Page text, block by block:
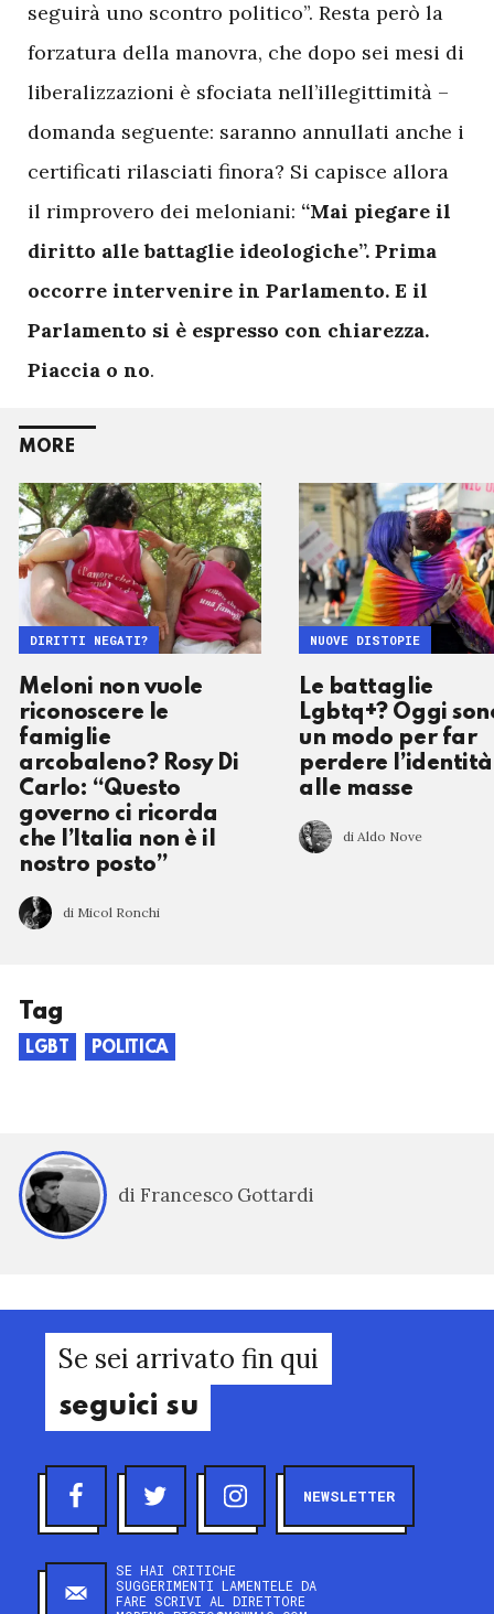
seguirà uno scontro politico”. Resta però la
forzatura della manovra, che dopo sei mesi di
liberalizzazioni è sfociata nell’illegittimità –
domanda seguente: saranno annullati anche i
certificati rilasciati finora? Si capisce allora
il rimprovero dei meloniani: “Mai piegare il
diritto alle battaglie ideologiche”. Prima
occorre intervenire in Parlamento. E il
Parlamento si è espresso con chiarezza.
Piaccia o no.
MORE
Meloni non vuole
riconoscere le
famiglie
arcobaleno? Rosy Di
Carlo: “Questo
governo ci ricorda
che l’Italia non è il
nostro posto”
di Micol Ronchi
DIRITTI NEGATI?
Le battaglie
Lgbtq+? Oggi
un modo per far
perdere l’identità
alle masse
di Aldo Nove
NUOVE DISTOPIE
Tag
LGBT POLITICA
di Francesco Gottardi
Se sei arrivato fin qui
seguici su
NEWSLETTER
SE HAI CRITICHE
SUGGERIMENTI LAMENTELE DA
FARE SCRIVI AL DIRETTORE